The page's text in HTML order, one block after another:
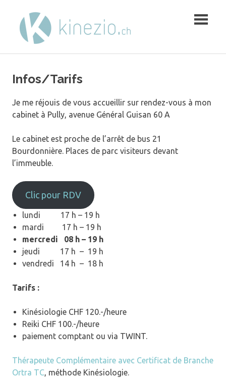
content
Infos/Tarifs
Je me réjouis de vous accueillir sur rendez-vous à mon
cabinet à Pully, avenue Général Guisan 60 A
Le cabinet est proche de l’arrêt de bus 21
Bourdonnière. Places de parc visiteurs devant
l’immeuble.
Clic pour RDV
lundi 17 h – 19 h
mardi 17 h – 19 h
mercredi 08 h – 19 h
jeudi 17 h – 19 h
vendredi 14 h – 18 h
Tarifs :
Kinésiologie CHF 120.-/heure
Reiki CHF 100.-/heure
paiement comptant ou via TWINT.
Thérapeute Complémentaire avec Certificat de Branche
Ortra TC, méthode Kinésiologie.